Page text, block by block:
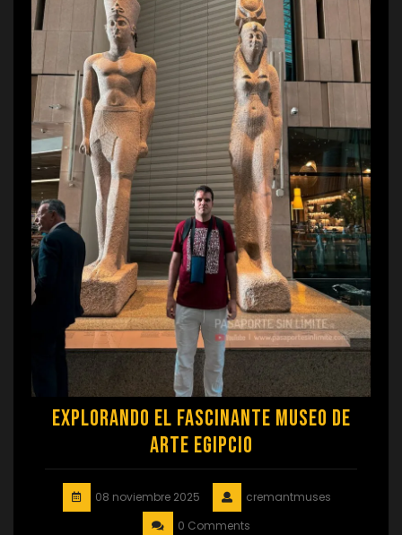
Explorando el Fascinante Museo de
Arte Egipcio
08 noviembre 2025
cremantmuses
0 Comments